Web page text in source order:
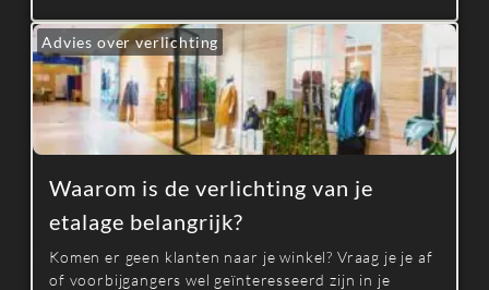
trekken.
Advies over verlichting
Waarom is de verlichting van je
etalage belangrijk?
Komen er geen klanten naar je winkel? Vraag je je af
of voorbijgangers wel geïnteresseerd zijn in je